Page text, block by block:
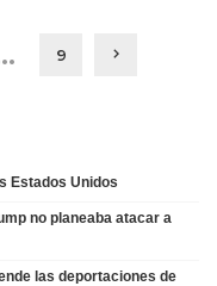
9
Estados Unidos
no planeaba atacar a
las deportaciones de